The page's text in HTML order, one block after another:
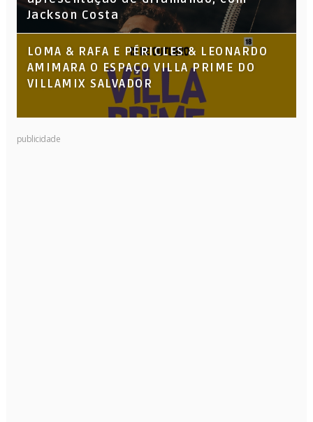
Jackson Costa
LOMA & RAFA E PÉRICLES & LEONARDO
AMIMARA O ESPAÇO VILLA PRIME DO
VILLAMIX SALVADOR
publicidade